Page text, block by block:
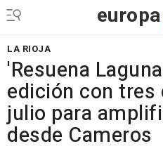
europa
LA RIOJA
'Resuena
edición con
julio para
desde Cameros